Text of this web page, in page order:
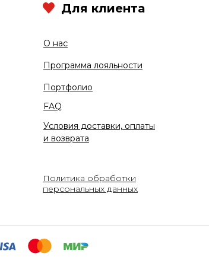
Политика обработки
персональных данных
О нас
Программа лояльности
Портфолио
Условия доставки, оплаты
и возврата
FAQ
Для клиента